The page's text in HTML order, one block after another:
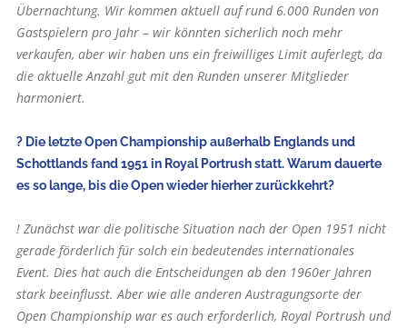
Übernachtung. Wir kommen aktuell auf rund 6.000 Runden von
Gastspielern pro Jahr – wir könnten sicherlich noch mehr
verkaufen, aber wir haben uns ein freiwilliges Limit auferlegt, da
die aktuelle Anzahl gut mit den Runden unserer Mitglieder
harmoniert.
? Die letzte Open Championship außerhalb Englands und
Schottlands fand 1951 in Royal Portrush statt. Warum dauerte
es so lange, bis die Open wieder hierher zurückkehrt?
! Zunächst war die poli­tische Situation nach der Open 1951 nicht
gerade förderlich für solch ein bedeutendes internationales
Event. Dies hat auch die Entscheidungen ab den 1960er Jahren
stark beeinflusst. Aber wie alle anderen Austragungsorte der
Open Championship war es auch erforderlich, Royal Portrush und